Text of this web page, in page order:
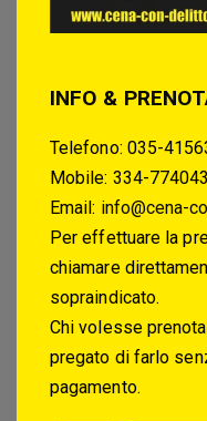
INFO &
Telefono: 035-
Mobile: 334-
Email: info@cena-
Per effettuare la
chiamare
sopraindicato.
Chi volesse
pregato di farlo
pagamento.